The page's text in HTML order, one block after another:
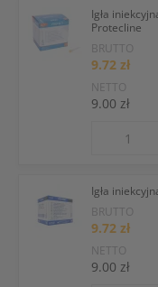
Igła
Protecline
BRUTTO
9.72 zł
NETTO
9.00 zł
Igła
BRUTTO
9.72 zł
NETTO
9.00 zł